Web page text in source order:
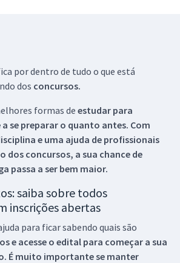
por dentro de tudo o que está
dos concursos.
formas de estudar para
se preparar o quanto antes. Com
e uma ajuda de profissionais
dos concursos, a sua chance de
passa a ser bem maior.
saiba sobre todos
inscrições abertas
para ficar sabendo quais são
e acesse o edital para começar a sua
É muito importante se manter